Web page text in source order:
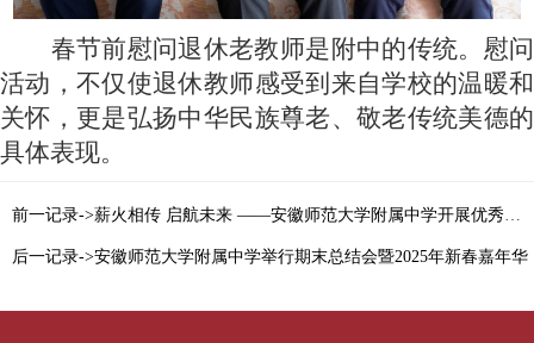
春节前慰问退休老教师是附中的传统。慰问
活动，不仅使退休教师感受到来自学校的温暖和
关怀，更是弘扬中华民族尊老、敬老传统美德的
具体表现。
后一记录->安徽师范大学附属中学举行期末总结会暨2025年新春嘉年华